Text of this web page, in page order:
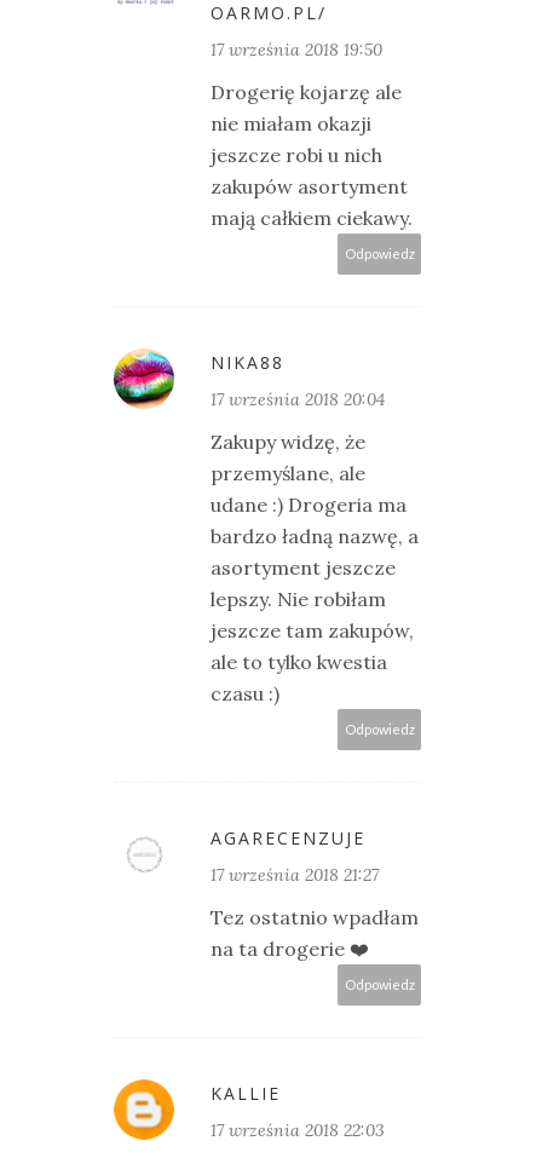
OARMO.PL/
17 września 2018 19:50
Drogerię kojarzę ale
nie miałam okazji
jeszcze robi u nich
zakupów asortyment
mają całkiem ciekawy.
Odpowiedz
NIKA88
17 września 2018 20:04
Zakupy widzę, że
przemyślane, ale
udane :) Drogeria ma
bardzo ładną nazwę, a
asortyment jeszcze
lepszy. Nie robiłam
jeszcze tam zakupów,
ale to tylko kwestia
czasu :)
Odpowiedz
AGARECENZUJE
17 września 2018 21:27
Tez ostatnio wpadłam
na ta drogerie ❤️
Odpowiedz
KALLIE
17 września 2018 22:03